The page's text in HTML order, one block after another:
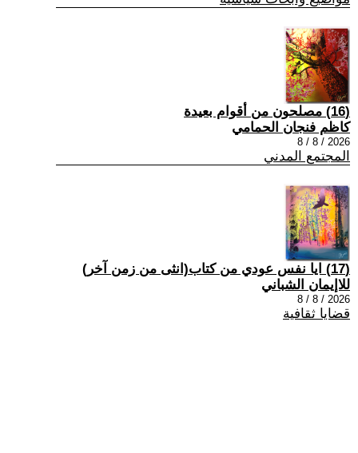
(16) مصلحون من أقوام بعيدة
كاظم فنجان الحمامي
2026 / 8 / 8
المجتمع المدني
(17) ايا نفس عودي من كتاب(انثى من زمن آخر)
للاإيمان الشباني
2026 / 8 / 8
قضايا ثقافية